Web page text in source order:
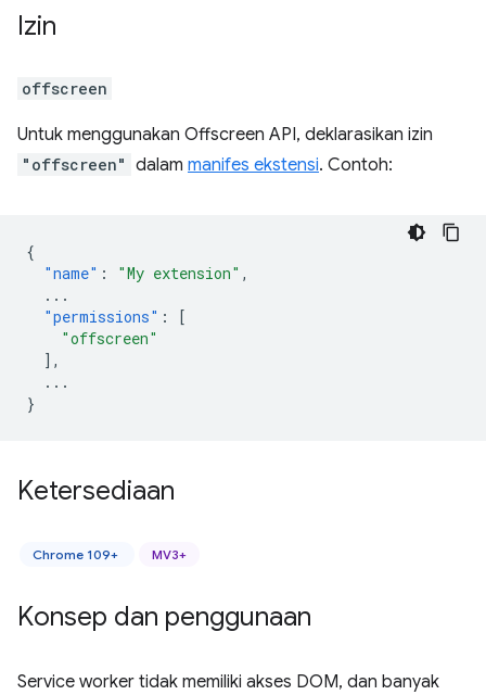
Izin
offscreen
Untuk menggunakan Offscreen API, deklarasikan izin
"offscreen" dalam manifes ekstensi. Contoh:
{
"name" : "My extension" ,
...
"permissions" :
[
"offscreen"
],
...
}
Ketersediaan
Chrome 109+ MV3+
Konsep dan penggunaan
Service worker tidak memiliki akses DOM, dan banyak